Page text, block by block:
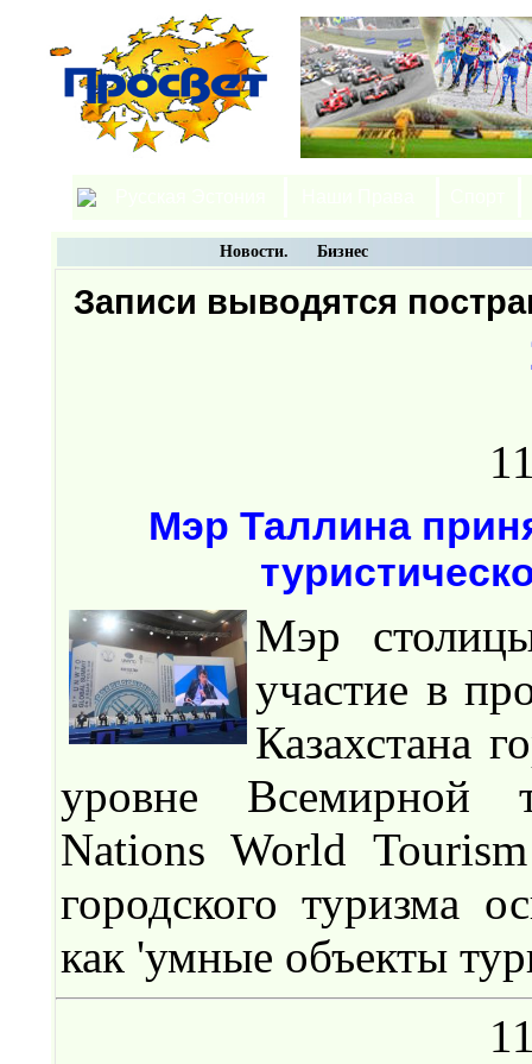
Новости. Бизнес
Записи выводятся
Мэр Таллина
Мэр
участие в
Казахстана
уровне Всемирной
Nations World
городского туризма
как 'умные объекты